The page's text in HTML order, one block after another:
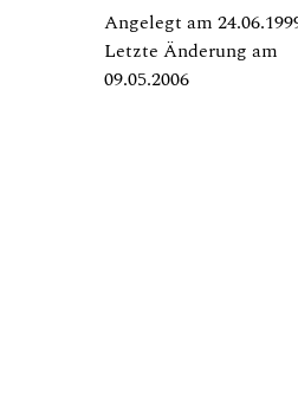
Angelegt am
Letzte Änderung am
09.05.2006